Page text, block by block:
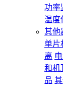
功率
温度
其他
单片
离
和机
品